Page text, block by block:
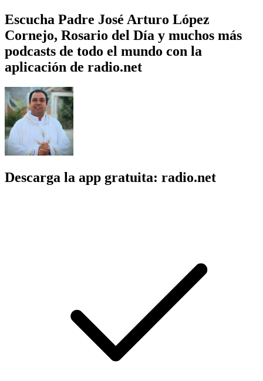
Escucha Padre José Arturo López
Cornejo, Rosario del Día y muchos más
podcasts de todo el mundo con la
aplicación de radio.net
Descarga la app gratuita: radio.net